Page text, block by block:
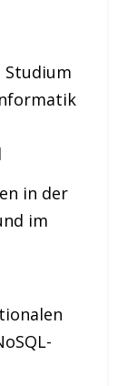
Studium
in der
im